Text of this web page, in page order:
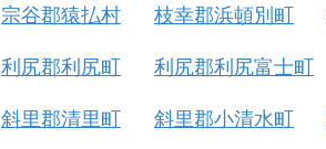
宗谷郡猿払村 枝幸郡浜頓別町
利尻郡利尻町 利尻郡利尻富士町
斜里郡清里町 斜里郡小清水町